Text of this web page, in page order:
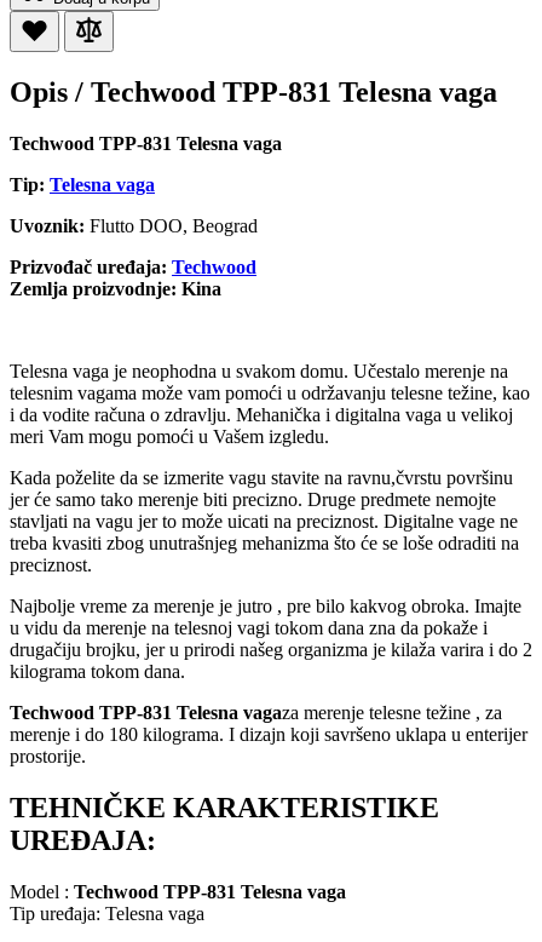
Opis / Techwood TPP-831 Telesna vaga
Techwood TPP-831 Telesna vaga
Tip: Telesna vaga
Uvoznik: Flutto DOO, Beograd
Prizvođač uređaja: Techwood
Zemlja proizvodnje: Kina
Telesna vaga je neophodna u svakom domu. Učestalo merenje na
telesnim vagama može vam pomoći u održavanju telesne težine, kao
i da vodite računa o zdravlju. Mehanička i digitalna vaga u velikoj
meri Vam mogu pomoći u Vašem izgledu.
Kada poželite da se izmerite vagu stavite na ravnu,čvrstu površinu
jer će samo tako merenje biti precizno. Druge predmete nemojte
stavljati na vagu jer to može uicati na preciznost. Digitalne vage ne
treba kvasiti zbog unutrašnjeg mehanizma što će se loše odraditi na
preciznost.
Najbolje vreme za merenje je jutro , pre bilo kakvog obroka. Imajte
u vidu da merenje na telesnoj vagi tokom dana zna da pokaže i
drugačiju brojku, jer u prirodi našeg organizma je kilaža varira i do 2
kilograma tokom dana.
Techwood TPP-831 Telesna vagaza merenje telesne težine , za
merenje i do 180 kilograma. I dizajn koji savršeno uklapa u enterijer
prostorije.
TEHNIČKE KARAKTERISTIKE
UREĐAJA:
Model : Techwood TPP-831 Telesna vaga
Tip uređaja: Telesna vaga